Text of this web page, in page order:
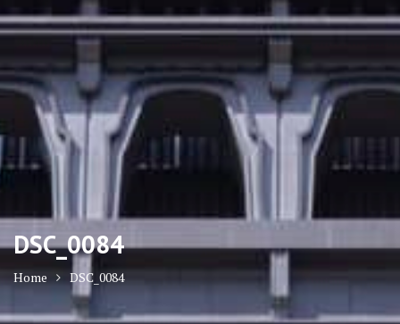
DSC_0084
Home DSC_0084